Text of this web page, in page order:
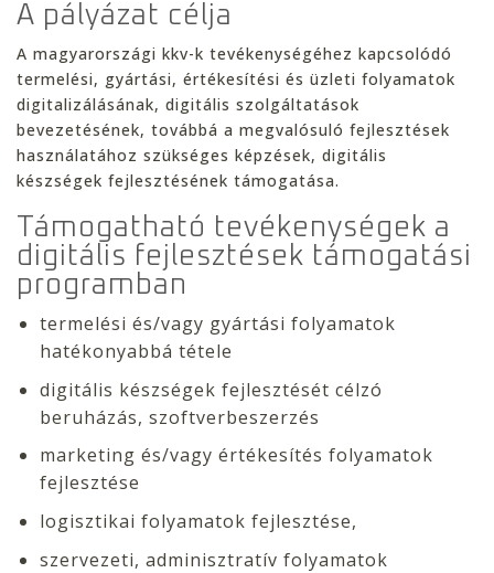
A pályázat célja
A magyarországi kkv-k tevékenységéhez kapcsolódó
termelési, gyártási, értékesítési és üzleti folyamatok
digitalizálásának, digitális szolgáltatások
bevezetésének, továbbá a megvalósuló fejlesztések
használatához szükséges képzések, digitális
készségek fejlesztésének támogatása.
Támogatható tevékenységek a
digitális fejlesztések támogatási
programban
termelési és/vagy gyártási folyamatok
hatékonyabbá tétele
digitális készségek fejlesztését célzó
beruházás, szoftverbeszerzés
marketing és/vagy értékesítés folyamatok
fejlesztése
logisztikai folyamatok fejlesztése,
szervezeti, adminisztratív folyamatok